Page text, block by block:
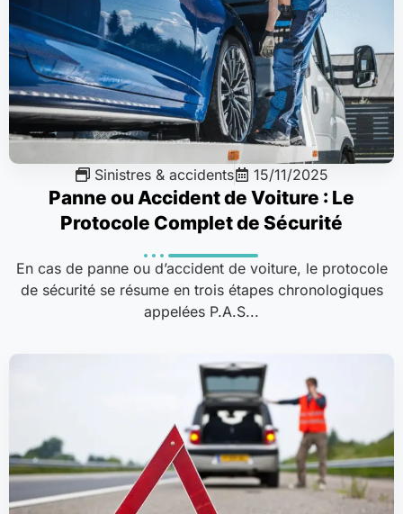
Sinistres & accidents 15/11/2025
Panne ou Accident de Voiture : Le
Protocole Complet de Sécurité
En cas de panne ou d’accident de voiture, le protocole
de sécurité se résume en trois étapes chronologiques
appelées P.A.S...